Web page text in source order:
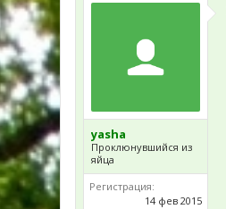
yasha
Проклюнувшийся из
яйца
Регистрация:
14 фев 2015